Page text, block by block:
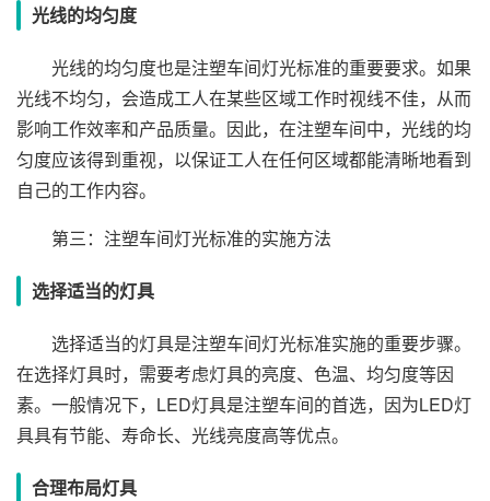
光线的均匀度
光线的均匀度也是注塑车间灯光标准的重要要求。如果
光线不均匀，会造成工人在某些区域工作时视线不佳，从而
影响工作效率和产品质量。因此，在注塑车间中，光线的均
匀度应该得到重视，以保证工人在任何区域都能清晰地看到
自己的工作内容。
第三：注塑车间灯光标准的实施方法
选择适当的灯具
选择适当的灯具是注塑车间灯光标准实施的重要步骤。
在选择灯具时，需要考虑灯具的亮度、色温、均匀度等因
素。一般情况下，LED灯具是注塑车间的首选，因为LED灯
具具有节能、寿命长、光线亮度高等优点。
合理布局灯具